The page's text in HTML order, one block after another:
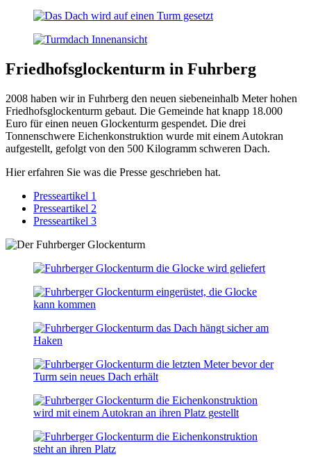
Friedhofsglockenturm in Fuhrberg
2008 haben wir in Fuhrberg den neuen siebeneinhalb Meter hohen
Friedhofsglockenturm gebaut. Die Gemeinde hat knapp 18.000
Euro für einen neuen Glockenturm gespendet. Die drei
Tonnenschwere Eichenkonstruktion wurde mit einem Autokran
aufgestellt, gefolgt von den 500 Kilogramm schweren Dach.
Hier erfahren Sie was die Presse geschrieben hat.
Presseartikel 1
Presseartikel 2
Presseartikel 3